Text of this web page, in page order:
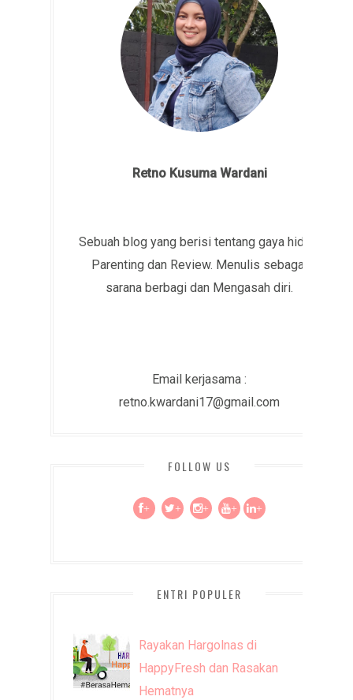
Retno Kusuma Wardani
Sebuah blog yang berisi tentang gaya hidup,
Parenting dan Review. Menulis sebagai
sarana berbagi dan Mengasah diri.
Email kerjasama :
retno.kwardani17@gmail.com
FOLLOW US
+ + + + +
ENTRI POPULER
Rayakan Hargolnas di
HappyFresh dan Rasakan
Hematnya